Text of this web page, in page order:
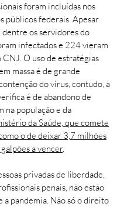
foram incluídas nos
públicos federais. Apesar
dentre os servidores do
infectados e 224 vieram
CNJ. O uso de estratégias
massa é de grande
do vírus, contudo, a
é de abandono de
na população e da
da Saúde, que comete
o de deixar 3,7 milhões
a vencer.
privadas de liberdade,
penais, não estão
a pandemia. Não só o direito